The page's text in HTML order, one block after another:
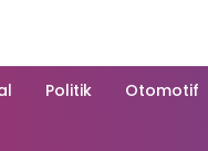
Politik Otomotif